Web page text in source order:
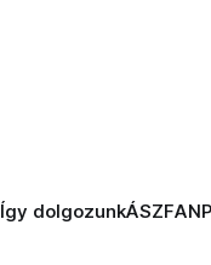
Így dolgozunkÁSZF